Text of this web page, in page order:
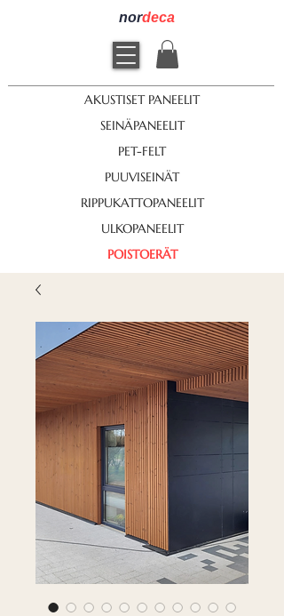
nordeca
AKUSTISET PANEELIT
SEINÄPANEELIT
PET-FELT
PUUVISEINÄT
RIPPUKATTOPANEELIT
ULKOPANEELIT
POISTOERÄT